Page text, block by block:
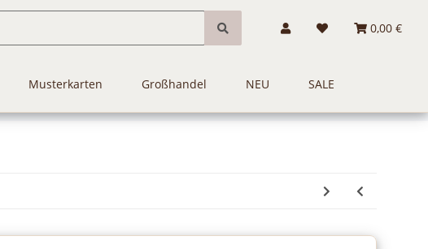
0,00 €
Musterkarten Großhandel NEU SALE